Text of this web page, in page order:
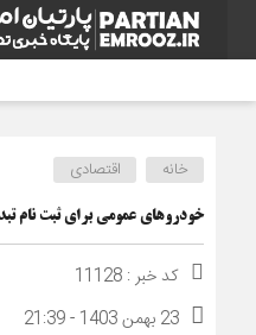
خانه اقتصادی
خودروهای عمومی برای ثبت نام
کد خبر : 11128
23 بهمن 1403 - 21:39